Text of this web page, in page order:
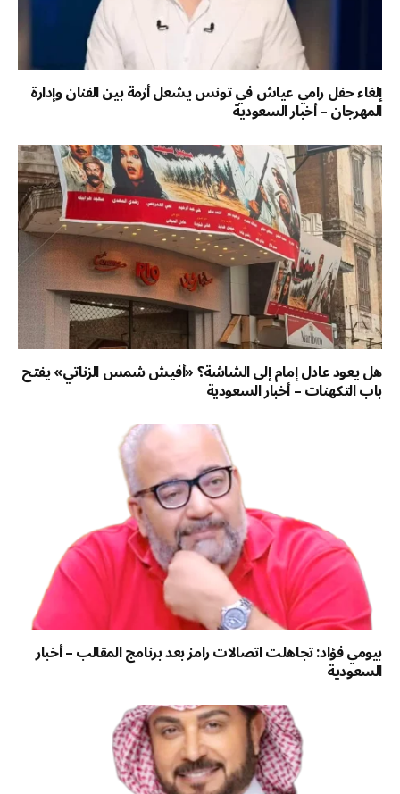
إلغاء حفل رامي عياش في تونس يشعل أزمة بين الفنان وإدارة
المهرجان – أخبار السعودية
هل يعود عادل إمام إلى الشاشة؟ «أفيش شمس الزناتي» يفتح
باب التكهنات – أخبار السعودية
بيومي فؤاد: تجاهلت اتصالات رامز بعد برنامج المقالب – أخبار
السعودية